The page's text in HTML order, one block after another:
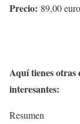
Precio: 89,00
Aquí tienes otras
interesantes:
Resumen